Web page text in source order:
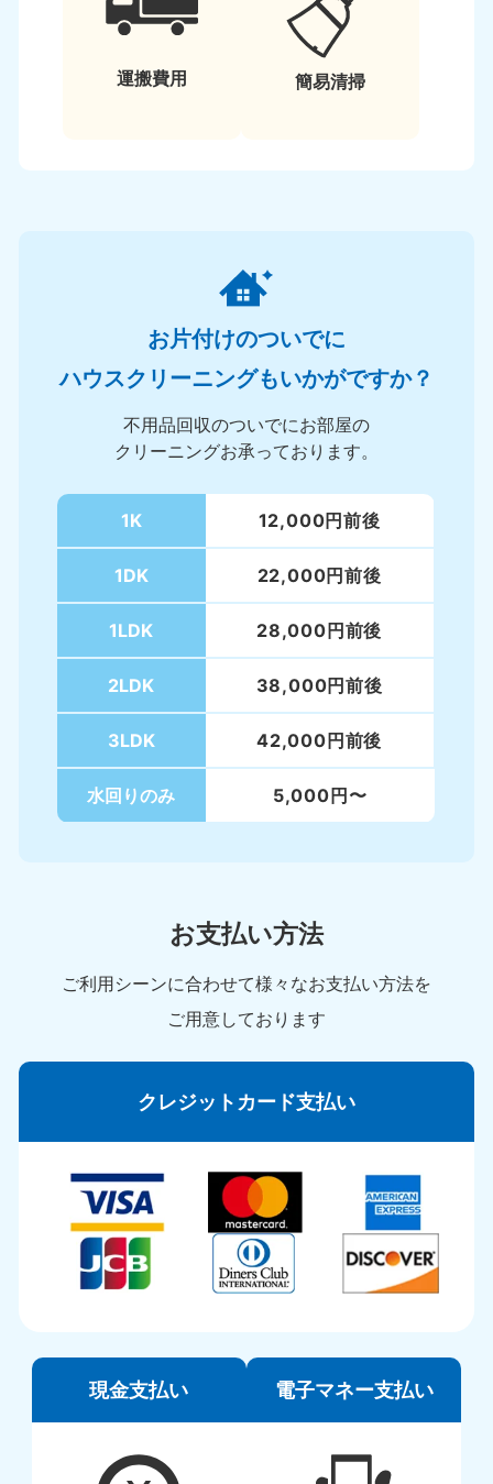
運搬費用 簡易清掃
お片付けのついでに
ハウスクリーニングもいかがですか？
不用品回収のついでにお部屋の
クリーニングお承っております。
1K 12,000円前後
1DK 22,000円前後
1LDK 28,000円前後
2LDK 38,000円前後
3LDK 42,000円前後
水回りのみ 5,000円〜
お支払い方法
ご利用シーンに合わせて様々なお支払い方法を
ご用意しております
クレジットカード支払い
現金支払い 電子マネー支払い